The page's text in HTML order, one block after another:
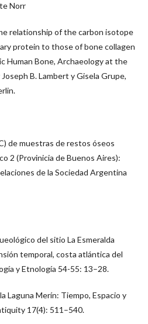
Norr
relationship of the carbon isotope
protein to those of bone collagen
Human Bone, Archaeology at the
B. Lambert y Gisela Grupe,
de muestras de restos óseos
2 (Provinicia de Buenos Aires):
de la Sociedad Argentina
del sitio La Esmeralda
temporal, costa atlántica del
y Etnología 54-55: 13–28.
Laguna Merín: Tiempo, Espacio y
17(4): 511–540.